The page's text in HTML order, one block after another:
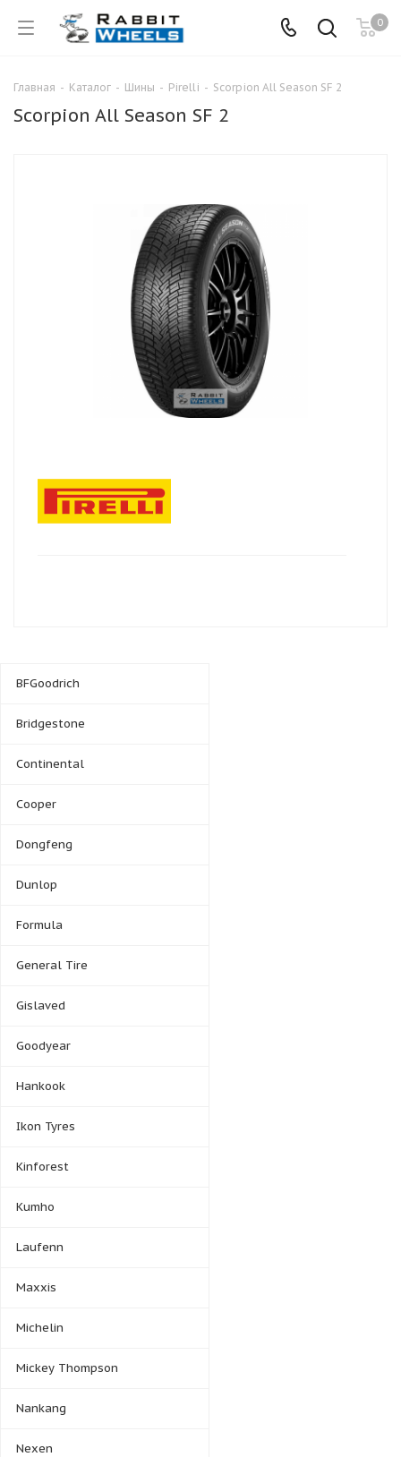
0
Главная - Каталог - Шины - Pirelli - Scorpion All Season SF 2
Scorpion All Season SF 2
BFGoodrich
Bridgestone
Continental
Cooper
Dongfeng
Dunlop
Formula
General Tire
Gislaved
Goodyear
Hankook
Ikon Tyres
Kinforest
Kumho
Laufenn
Maxxis
Michelin
Mickey Thompson
Nankang
Nexen